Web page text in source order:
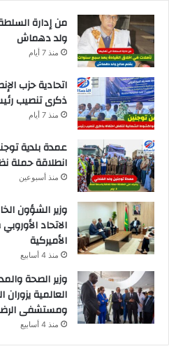
من إدارة
ولد دهماش
منذ 7 أيام
اتحادية حزب
ذكرى تنصيب
منذ 7 أيام
عمدة بلدية
انطلاقة حملة
منذ أسبوعين
وزير الشؤون
الاتحاد
الأميركية
منذ 4 أسابيع
وزير الصحة
العالمية
ومستشفى
منذ 4 أسابيع